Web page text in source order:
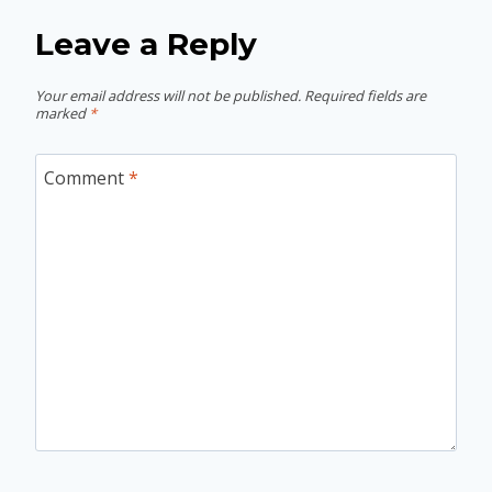
Leave a Reply
Your email address will not be published. Required fields are
marked *
Comment*